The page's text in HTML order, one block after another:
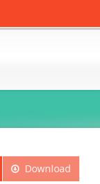
Download